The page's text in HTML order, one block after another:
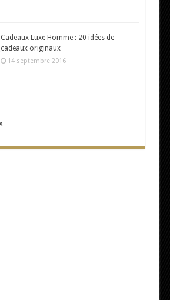
Cadeaux Luxe Homme : 20 idées de
cadeaux originaux
14 septembre 2016